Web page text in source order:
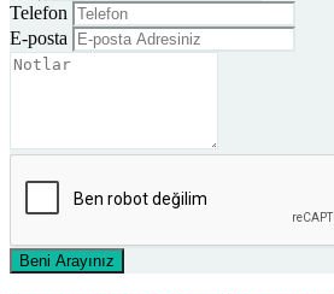
Telefon
E-posta
Beni Arayınız